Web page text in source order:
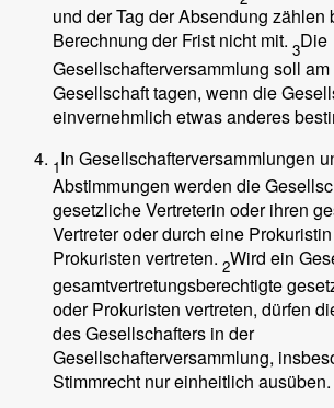
und der Tag der Absendung zählen
Berechnung der Frist nicht mit. 3Die
Gesellschafterversammlung soll
Gesellschaft tagen, wenn die
einvernehmlich etwas anderes
1In Gesellschafterversammlungen
Abstimmungen werden die
gesetzliche Vertreterin oder ihren
Vertreter oder durch eine
Prokuristen vertreten. 2Wird ein
gesamtvertretungsberechtigte
oder Prokuristen vertreten, dürfen
des Gesellschafters in der
Gesellschafterversammlung,
Stimmrecht nur einheitlich ausüben.